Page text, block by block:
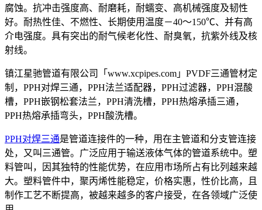
腐蚀。抗冲击强度高、耐磨耗，耐蠕变、高机械强度及韧性
好。耐热性佳、不燃性、长期使用温度－40～150℃、并有高
介电强度。具有突出的耐气候老化性、耐臭氧，抗紫外线及核
射线。
镇江星驰管道有限公司「www.xcpipes.com」PVDF三通管材定
制，PPH对焊三通，PPH法兰适配器，PPH过滤器，PPH混酸
槽，PPH嵌钢松套法兰，PPH清洗槽，PPH热熔承插三通，
PPH热熔承插弯头，PPH酸洗槽。
PPH对焊三通是管道连接件的一种，用在主管道和分支管连接
处，又叫三通管。广泛应用于输送液体气体的管道系统中。塑
料管叫，因其独特的性能优势，在应用市场所占有比列越来越
大。塑料管件中，聚丙烯性能稳定，价格实惠，性价比高，且
制作工艺不断提高，被越来越多的客户接受，在各领域广泛使